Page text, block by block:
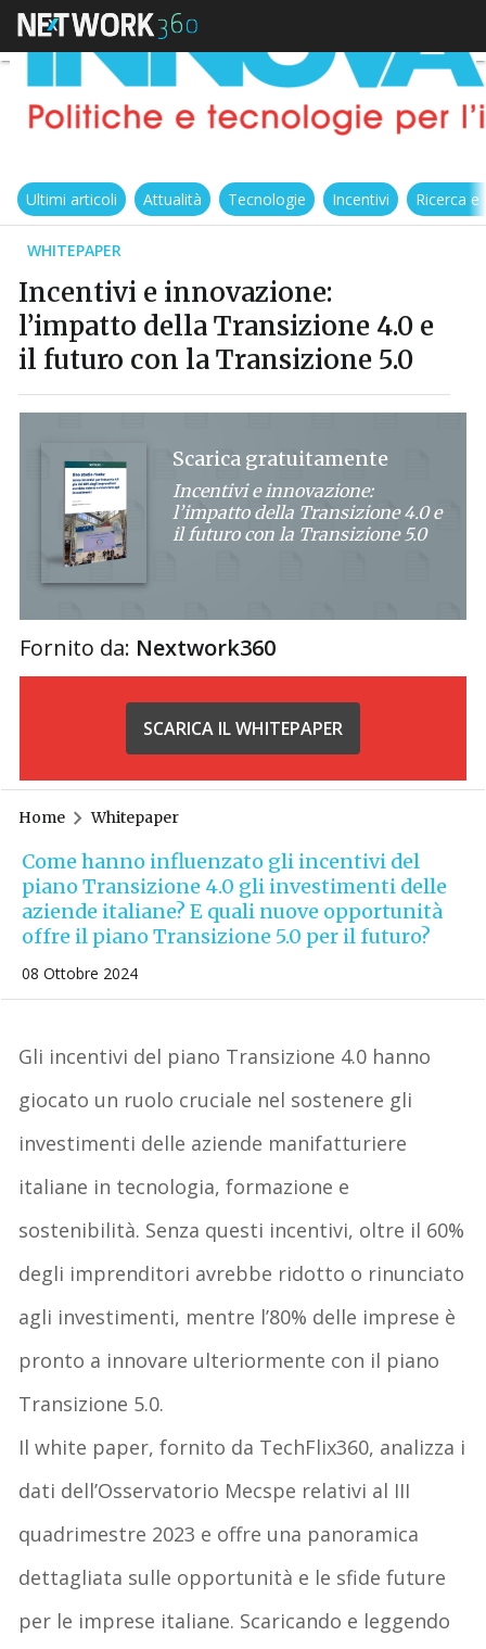
Ultimi articoli Attualità Tecnologie Incentivi Ricerca
WHITEPAPER
Incentivi e innovazione:
l’impatto della Transizione 4.0 e
il futuro con la Transizione 5.0
Scarica gratuitamente
Incentivi e innovazione:
l’impatto della Transizione 4.0 e
il futuro con la Transizione 5.0
Fornito da: Nextwork360
SCARICA IL WHITEPAPER
Home Whitepaper
Come hanno influenzato gli incentivi del
piano Transizione 4.0 gli investimenti delle
aziende italiane? E quali nuove opportunità
offre il piano Transizione 5.0 per il futuro?
08 Ottobre 2024
Gli incentivi del piano Transizione 4.0 hanno
giocato un ruolo cruciale nel sostenere gli
investimenti delle aziende manifatturiere
italiane in tecnologia, formazione e
sostenibilità. Senza questi incentivi, oltre il 60%
degli imprenditori avrebbe ridotto o rinunciato
agli investimenti, mentre l’80% delle imprese è
pronto a innovare ulteriormente con il piano
Transizione 5.0.
Ilwhite paper, fornito da TechFlix360, analizza i
dati dell’Osservatorio Mecspe relativi al III
quadrimestre 2023 e offre una panoramica
dettagliata sulle opportunità e le sfide future
per le imprese italiane. Scaricando e leggendo